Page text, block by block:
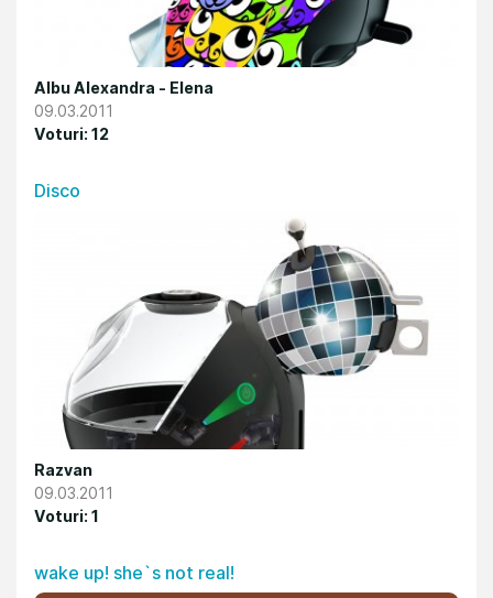
Albu Alexandra - Elena
09.03.2011
Voturi: 12
Disco
Razvan
09.03.2011
Voturi: 1
wake up! she`s not real!